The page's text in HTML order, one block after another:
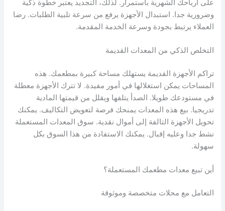
على أرباحك الشهرية باستمرار. لذلك، التجديد يعتبر خطوة ذكية
وضرورية جدا. استبدال الأجهزة يرفع من سرعة تلبية الطلبات. رضا
العملاء يرتبط بجودة وسرعة الخدمة المقدمة.
التخلص الذكي من المعدات القديمة
تراكم الأجهزة القديمة يستهلك مساحة كبيرة بمطعمك. هذه
المساحات يمكن استغلالها في أمور مفيدة. لا تترك الأجهزة معطلة
في مستودعك طويلا. الصدأ يتلفها ويقلل من قيمتها المادية
تدريجيا. بيع هذه المعدات يمنحك فرصة لتعويض التكاليف. يمكنك
تحويل الأجهزة التالفة إلى أموال نقدية. سوق المعدات المستعملة
نشط جدا وعليه إقبال. يمكنك الاستفادة من هذا السوق بكل
سهولة.
أين تبيع معدات مطعمك المستعملة؟
التعامل مع محلات متخصصة وموثوقة